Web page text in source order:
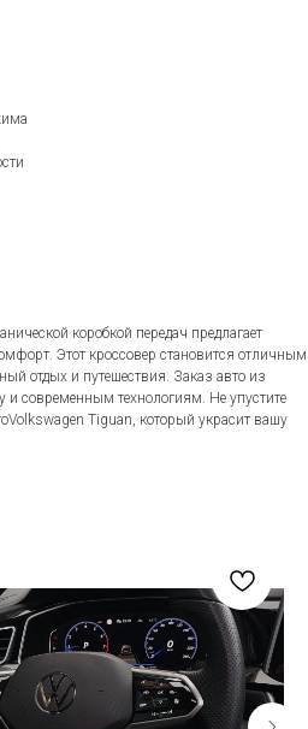
коробкой передач предлагает
Этот кроссовер становится отличным
отдых и путешествия. Заказ авто из
и современным технологиям. Не упустите
Tiguan, который украсит вашу